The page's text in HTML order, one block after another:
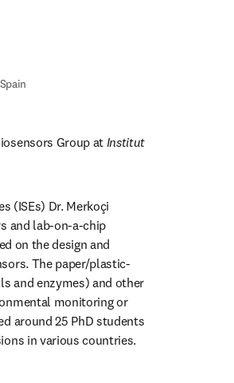
Group at Institut
(ISEs) Dr. Merkoçi
and lab-on-a-chip
on the design and
The paper/plastic-
and enzymes) and other
monitoring or
around 25 PhD students
in various countries.